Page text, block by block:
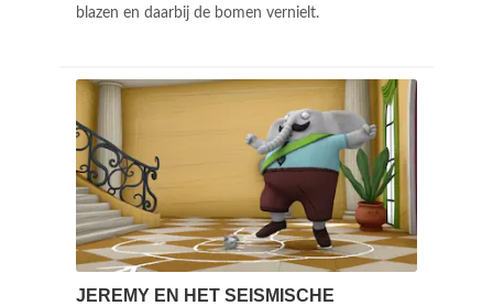
blazen en daarbij de bomen vernielt.
JEREMY EN HET SEISMISCHE